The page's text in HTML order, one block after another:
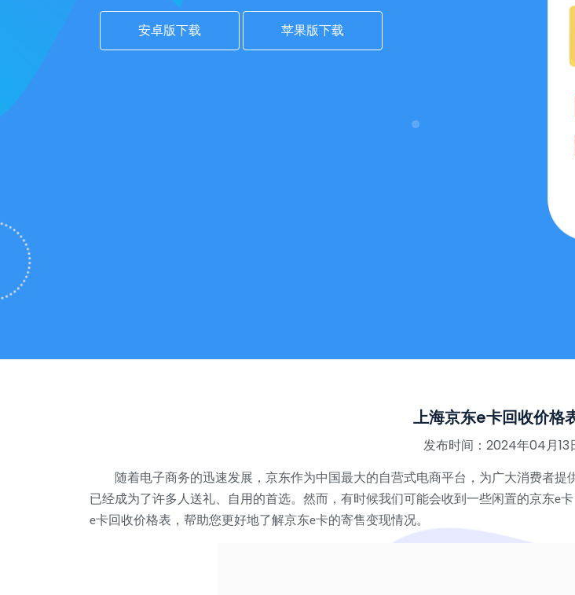
安卓版下载 苹果版下载
上海京东e卡回收价格
发布时间：2024年04月13
随着电子商务的迅速发展，京东作为中国最大的自营式电商平台，为广大消费者
已经成为了许多人送礼、自用的首选。然而，有时候我们可能会收到一些闲置的京东e
e卡回收价格表，帮助您更好地了解京东e卡的寄售变现情况。